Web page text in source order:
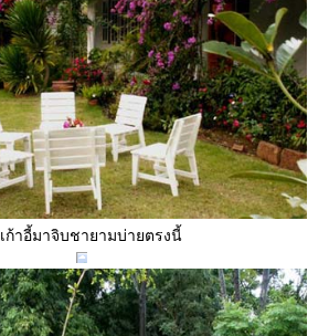
าอี้มาจิบชายามบ่ายตรงนี้